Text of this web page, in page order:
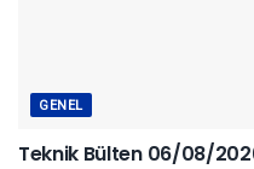
GENEL
Teknik Bülten 06/08/